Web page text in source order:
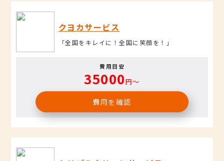
クヨカサービス
「全国をキレイに！全国に笑顔を！」
費用目安
35000円〜
費用を確認